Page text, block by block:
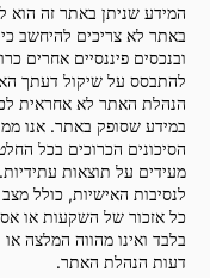
המידע שניתן באתר זה הוא
באתר לא צריכים להיחשב
ובנכסים פיננסיים אחרים
להתבסס על שיקול דעתך
הנהלת האתר לא אחראית
במידע שסופק באתר. אנו
הסיכונים הכרוכים בכל
מעידים על תוצאות
לנסיבות האישיות, כולל מצב
כל אזכור של השקעות או
בלבד ואינו מהווה המלצה
דעות הנהלת האתר.